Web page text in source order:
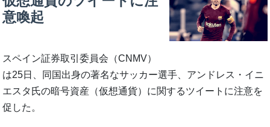
意喚起
スペイン証券取引委員会（CNMV）
は25日、同国出身の著名なサッカー選手、アンドレス・イニ
エスタ氏の暗号資産（仮想通貨）に関するツイートに注意を
促した。